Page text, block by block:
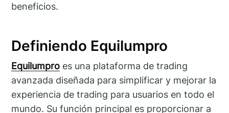
beneficios.
Definiendo Equilumpro
Equilumpro es una plataforma de trading
avanzada diseñada para simplificar y mejorar la
experiencia de trading para usuarios en todo el
mundo. Su función principal es proporcionar a